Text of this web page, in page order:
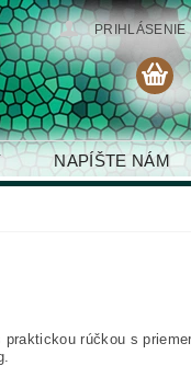
PRIHLÁSENIE
NAPÍŠTE NÁM
rúčkou s